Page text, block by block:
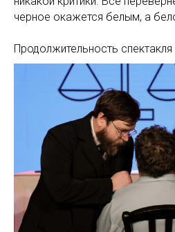
черное окажется белым, а
Продолжительность